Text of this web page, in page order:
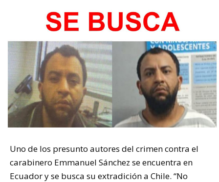
Uno de los presunto autores del crimen contra el
carabinero Emmanuel Sánchez se encuentra en
Ecuador y se busca su extradición a Chile. “No